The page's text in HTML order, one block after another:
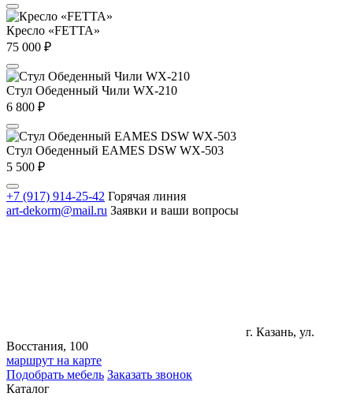
Кресло «FETTA»
75 000 ₽
Стул Обеденный Чили WX-210
6 800 ₽
Стул Обеденный EAMES DSW WX-503
5 500 ₽
+7 (917) 914-25-42 Горячая линия
art-dekorm@mail.ru Заявки и ваши вопросы
г. Казань, ул.
Восстания, 100
маршрут на карте
Подобрать мебель Заказать звонок
Каталог